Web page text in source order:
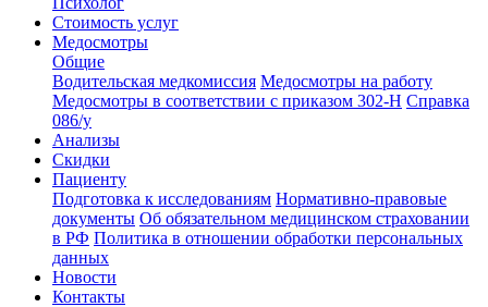
Стоимость услуг
Медосмотры
Общие
Водительская медкомиссия Медосмотры на работу
Медосмотры в соответствии с приказом 302-Н Справка
086/у
Анализы
Скидки
Пациенту
Подготовка к исследованиям Нормативно-правовые
документы Об обязательном медицинском страховании
в РФ Политика в отношении обработки персональных
данных
Новости
Контакты